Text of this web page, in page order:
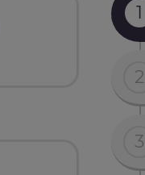
1
2
3